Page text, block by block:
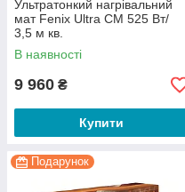
Ультратонкий нагрівальний
мат Fenix Ultra CM 525 Вт/
3,5 м кв.
В наявності
9 960 ₴
Купити
Подарунок